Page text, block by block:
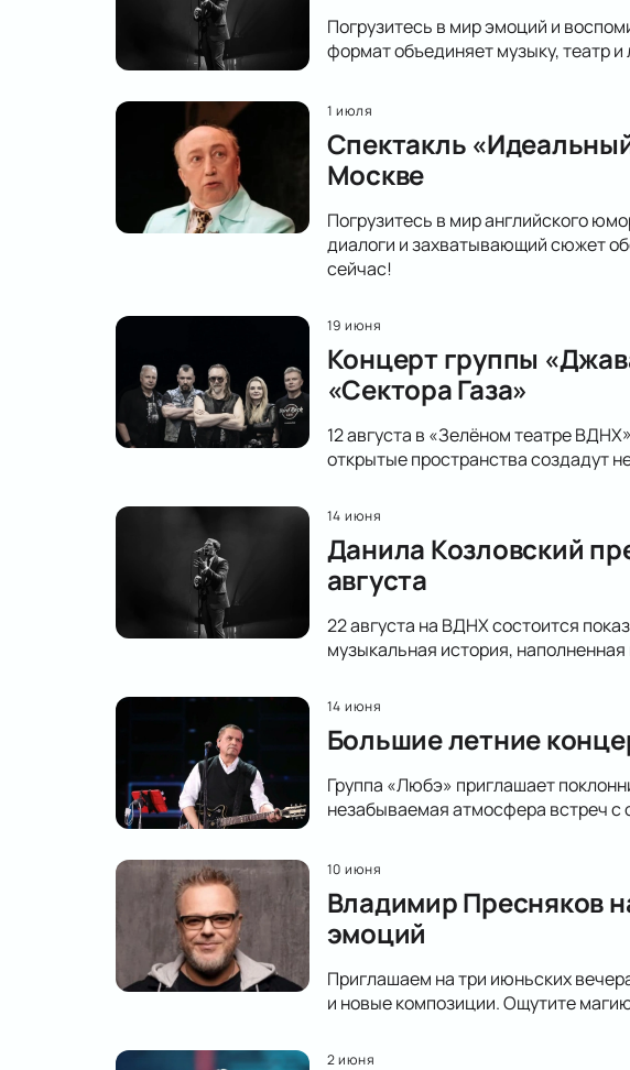
Погрузитесь в мир эмоций и
формат объединяет музыку, театр
1 июля
Спектакль
Москве
Погрузитесь в мир английского
диалоги и захватывающий сюжет
сейчас!
19 июня
Концерт группы
«Сектора Газа»
12 августа в «Зелёном театре
открытые пространства создадут
14 июня
Данила Козловский
августа
22 августа на ВДНХ состоится
музыкальная история,
14 июня
Большие летние
Группа «Любэ» приглашает
незабываемая атмосфера встреч
10 июня
Владимир Пресняков
эмоций
Приглашаем на три июньских
и новые композиции. Ощутите
2 июня